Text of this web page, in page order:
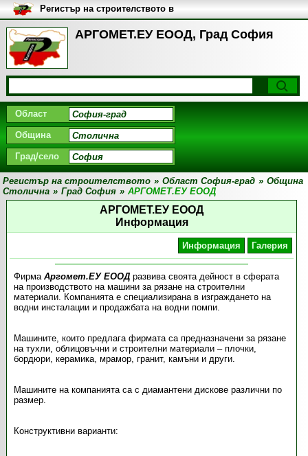
АРГОМЕТ.ЕУ ЕООД, Град София
Регистър на строителството в
България
Област
Община
Град/село
Регистър на строителството » Област София-град » Община
Столична » Град София » АРГОМЕТ.ЕУ ЕООД
АРГОМЕТ.ЕУ ЕООД
Информация
Информация Галерия
Фирма Аргомет.ЕУ ЕООДразвива своята дейност в сферата
на производството на машини за рязане на строителни
материали. Компанията е специализирана в изграждането на
водни инсталации и продажбата на водни помпи.
Машините, които предлага фирмата са предназначени за рязане
на тухли, облицовъчни и строителни материали – плочки,
бордюри, керамика, мрамор, гранит, камъни и други.
Машините на компанията са с диамантени дискове различни по
размер.
Конструктивни варианти: